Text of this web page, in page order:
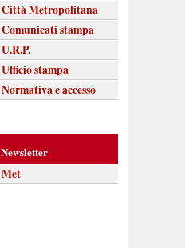
Città Metropolitana
Comunicati stampa
U.R.P.
Ufficio stampa
Normativa e accesso
Newsletter
Met